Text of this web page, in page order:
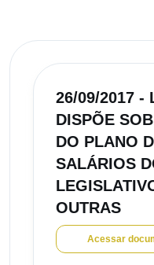
26/09/2017 -
DISPÕE
DO PLANO
SALÁRIOS
OUTRAS
Acessar